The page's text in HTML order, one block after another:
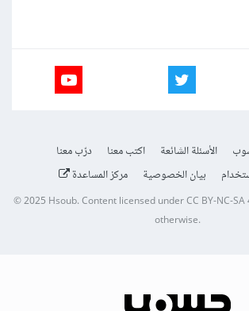
الأسئلة الشائعة اكتب معنا
درّب معنا
بيان الخصوصية مركز المساعدة
© 2025Hsoub.Content licensed underCC BY-NC-
otherwise.